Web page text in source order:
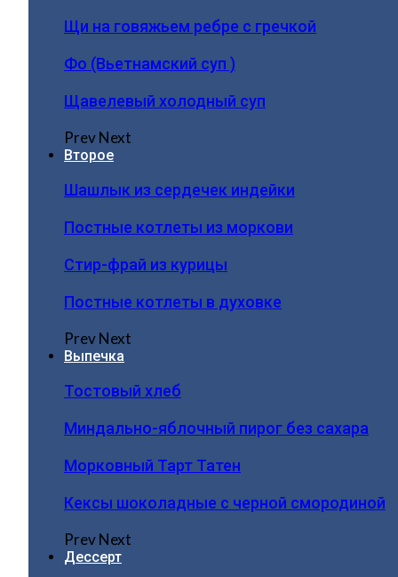
Щи на говяжьем ребре с гречкой
Фо (Вьетнамский суп )
Щавелевый холодный суп
PrevNext
Второе
Шашлык из сердечек индейки
Постные котлеты из моркови
Стир-фрай из курицы
Постные котлеты в духовке
PrevNext
Выпечка
Тостовый хлеб
Миндально-яблочный пирог без сахара
Морковный Тарт Татен
Кексы шоколадные с черной смородиной
PrevNext
Дессерт